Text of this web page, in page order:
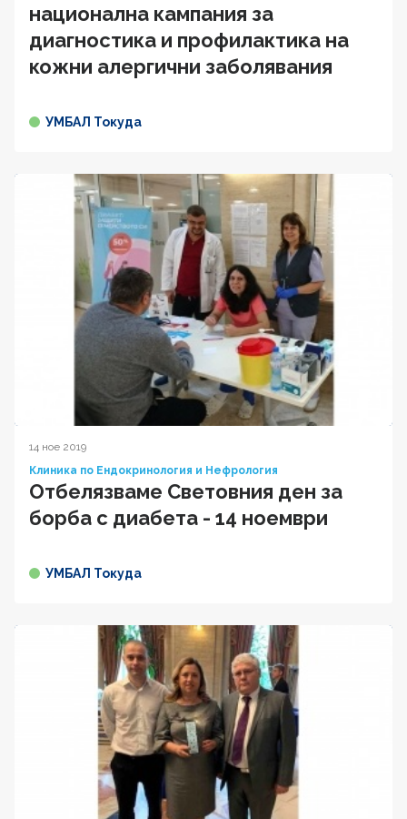
национална кампания за
диагностика и профилактика на
кожни алергични заболявания
УМБАЛ Токуда
14 ное 2019
Клиника по Ендокринология и Нефрология
Oтбелязваме Световния ден за
борба с диабета - 14 ноември
УМБАЛ Токуда